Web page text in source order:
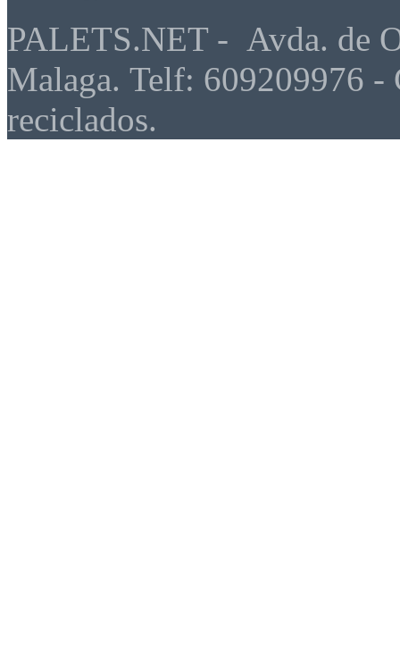
PALETS.NET - Avda. de
Malaga. Telf: 609209976 -
reciclados.